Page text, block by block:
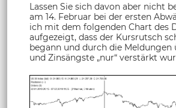
Lassen Sie sich davon aber nicht
am 14. Februar bei der ersten
ich mit dem folgenden Chart des
aufgezeigt, dass der Kursrutsch
begann und durch die Meldungen
und Zinsängste „nur“ verstärkt